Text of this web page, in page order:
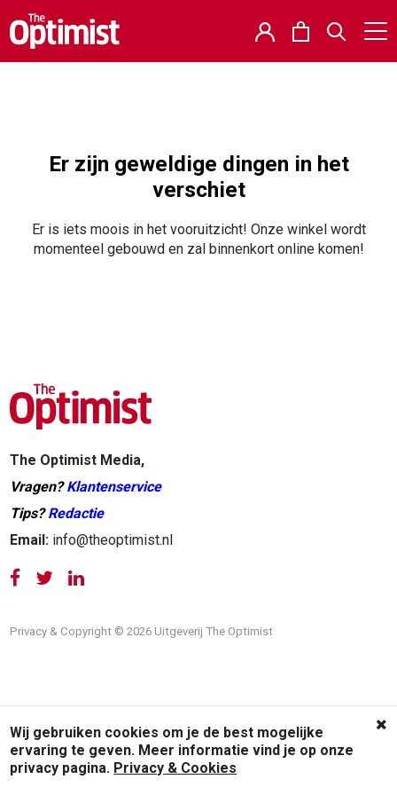
Er zijn geweldige dingen in het
verschiet
Er is iets moois in het vooruitzicht! Onze winkel wordt
momenteel gebouwd en zal binnenkort online komen!
The Optimist Media,
Vragen? Klantenservice
Tips? Redactie
Email: info@theoptimist.nl
Privacy & Copyright © 2026 Uitgeverij The Optimist
Wij gebruiken cookies om je de best mogelijke
ervaring te geven. Meer informatie vind je op onze
privacy pagina. Privacy & Cookies